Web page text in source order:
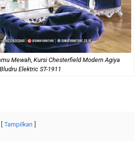
Mewah, Kursi Chesterfield Modern Agiya
Bludru Elektric ST-1911
Tampilkan